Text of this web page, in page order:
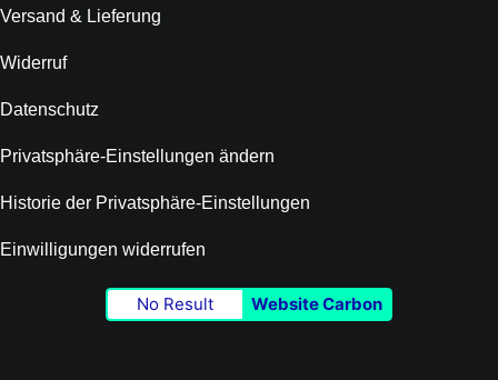
Versand & Lieferung
Widerruf
Datenschutz
Privatsphäre-Einstellungen ändern
Historie der Privatsphäre-Einstellungen
Einwilligungen widerrufen
No Result Website Carbon